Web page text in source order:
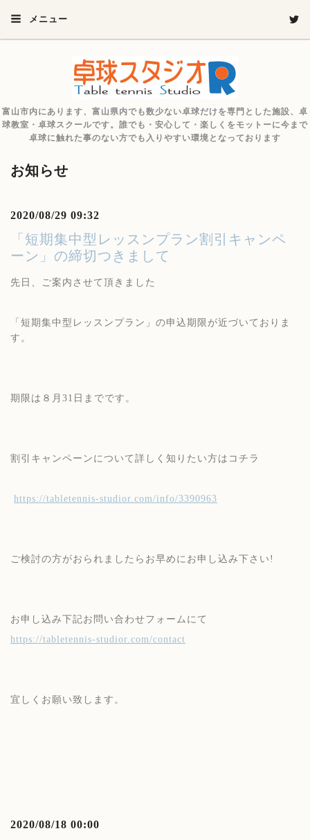
メニュー
富山市内にあります、富山県内でも数少ない卓球だけを専門とした施設、卓
球教室・卓球スクールです。誰でも・安心して・楽しくをモットーに今まで
卓球に触れた事のない方でも入りやすい環境となっております
お知らせ
2020/08/29 09:32
「短期集中型レッスンプラン割引キャンペ
ーン」の締切つきまして
先日、ご案内させて頂きました
「短期集中型レッスンプラン」の申込期限が近づいておりま
す。
期限は８月31日までです。
割引キャンペーンについて詳しく知りたい方はコチラ
https://tabletennis-studior.com/info/3390963
ご検討の方がおられましたらお早めにお申し込み下さい!
お申し込み下記お問い合わせフォームにて
https://tabletennis-studior.com/contact
宜しくお願い致します。
2020/08/18 00:00